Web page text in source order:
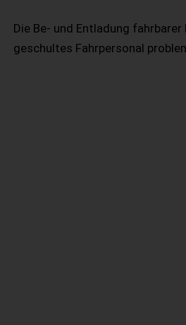
Die Be- und Entladung
geschultes Fahrpersonal